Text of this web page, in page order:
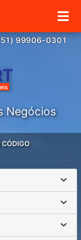
99906-0301
Negócios
CÓDIGO